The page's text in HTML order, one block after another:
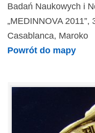
Badań Naukowych i
„MEDINNOVA
Casablanca, Maroko
Powrót do mapy